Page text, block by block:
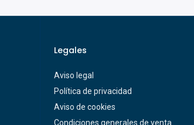
Legales
Aviso legal
Política de privacidad
Aviso de cookies
Condiciones generales de venta